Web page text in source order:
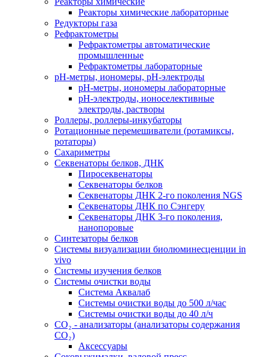
Реакторы химические лабораторные
Редукторы газа
Рефрактометры
Рефрактометры автоматические
промышленные
Рефрактометры лабораторные
рН-метры, иономеры, рН-электроды
рН-метры, иономеры лабораторные
рН-электроды, ионоселективные
электроды, растворы
Роллеры, роллеры-инкубаторы
Ротационные перемешиватели (ротамиксы,
ротаторы)
Сахариметры
Секвенаторы белков, ДНК
Пиросеквенаторы
Секвенаторы белков
Секвенаторы ДНК 2-го поколения NGS
Секвенаторы ДНК по Сэнгеру
Секвенаторы ДНК 3-го поколения,
нанопоровые
Синтезаторы белков
Системы визуализации биолюминесценции in
vivo
Системы изучения белков
Системы очистки воды
Система Аквалаб
Системы очистки воды до 500 л/час
Системы очистки воды до 40 л/ч
СО₂ - анализаторы (анализаторы содержания
СО₂)
Аксессуары